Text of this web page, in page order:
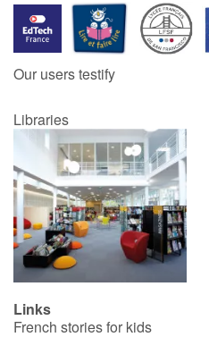
Contraste +
Help
Home
Family
Schools
Libraries
Videos & Tutorials
Our users testify
Libraries
Links
French stories for kids